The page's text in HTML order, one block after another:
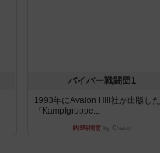
パイパー戦闘団1
1993年にAvalon Hill社が出版した
『Kampfgruppe...
約3時間前 by Chaco